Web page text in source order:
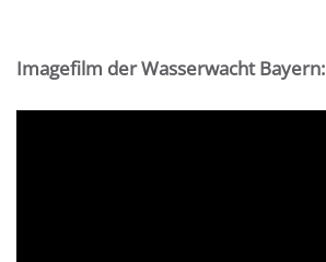
Imagefilm der Wasserwacht Bayern: